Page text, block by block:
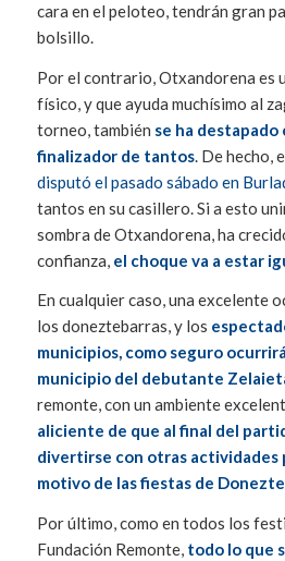
cara en el peloteo, tendrán gran
bolsillo.
Por el contrario, Otxandorena es
físico, y que ayuda muchísimo al
torneo, también se ha destapado
finalizador de tantos. De hecho,
disputó el pasado sábado en
tantos en su casillero. Si a esto
sombra de Otxandorena, ha
confianza,el choque va a estar
En cualquier caso, una excelente
los doneztebarras, y los
municipios, como seguro
municipio del debutante
remonte, con un ambiente
aliciente de que al final del
divertirse con otras actividades
motivo de las fiestas de
Por último, como en todos los
Fundación Remonte,todo lo que